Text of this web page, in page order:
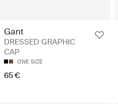
Gant
DRESSED GRAPHIC
CAP
ONE SIZE
65 €